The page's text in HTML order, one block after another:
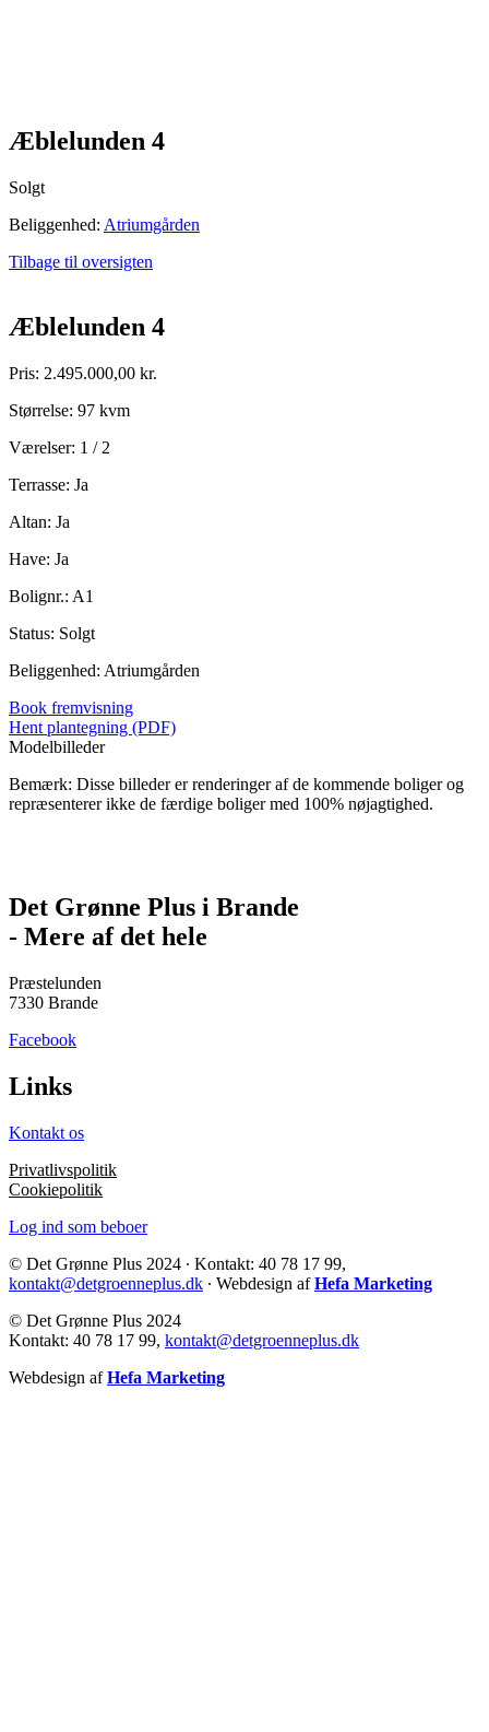
Æblelunden 4
Solgt
Beliggenhed: Atriumgården
Tilbage til oversigten
Æblelunden 4
Pris: 2.495.000,00 kr.
Størrelse: 97 kvm
Værelser: 1 / 2
Terrasse: Ja
Altan: Ja
Have: Ja
Bolignr.: A1
Status: Solgt
Beliggenhed: Atriumgården
Book fremvisning
Hent plantegning (PDF)
Modelbilleder
Bemærk: Disse billeder er renderinger af de kommende boliger og
repræsenterer ikke de færdige boliger med 100% nøjagtighed.
Det Grønne Plus i Brande
- Mere af det hele
Præstelunden
7330 Brande
Facebook
Links
Kontakt os
Privatlivspolitik
Cookiepolitik
Log ind som beboer
© Det Grønne Plus 2024 ∙ Kontakt: 40 78 17 99,
kontakt@detgroenneplus.dk ∙ Webdesign afHefa Marketing
© Det Grønne Plus 2024
Kontakt: 40 78 17 99, kontakt@detgroenneplus.dk
Webdesign afHefa Marketing